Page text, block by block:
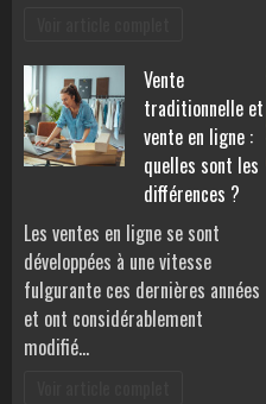
Vente
traditionnelle et
vente en ligne :
quelles sont les
différences ?
Les ventes en ligne se sont
développées à une vitesse
fulgurante ces dernières années
et ont considérablement
modifié…